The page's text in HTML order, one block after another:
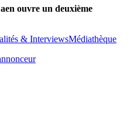
ouvre un deuxième
& InterviewsMédiathèque